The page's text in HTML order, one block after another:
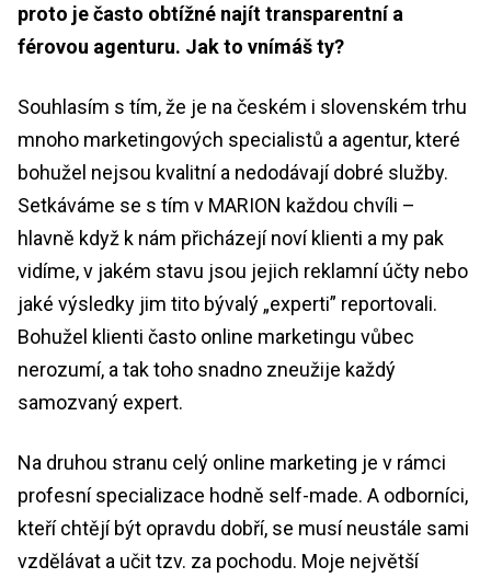
proto je často obtížné najít transparentní a
férovou agenturu. Jak to vnímáš ty?
Souhlasím s tím, že je na českém i slovenském trhu
mnoho marketingových specialistů a agentur, které
bohužel nejsou kvalitní a nedodávají dobré služby.
Setkáváme se s tím v MARION každou chvíli –
hlavně když k nám přicházejí noví klienti a my pak
vidíme, v jakém stavu jsou jejich reklamní účty nebo
jaké výsledky jim tito bývalý „experti” reportovali.
Bohužel klienti často online marketingu vůbec
nerozumí, a tak toho snadno zneužije každý
samozvaný expert.
Na druhou stranu celý online marketing je v rámci
profesní specializace hodně self-made. A odborníci,
kteří chtějí být opravdu dobří, se musí neustále sami
vzdělávat a učit tzv. za pochodu. Moje největší